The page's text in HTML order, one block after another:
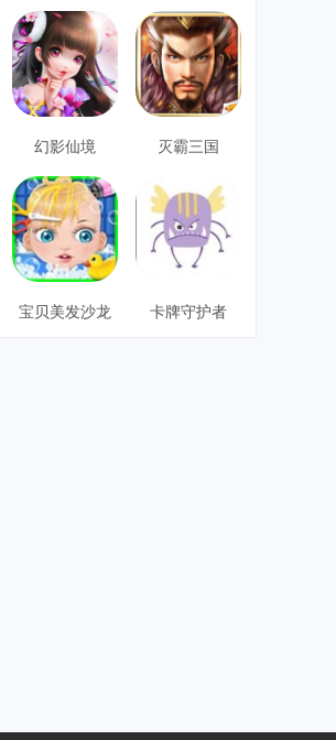
幻影仙境 灭霸三国
宝贝美发沙龙 卡牌守护者